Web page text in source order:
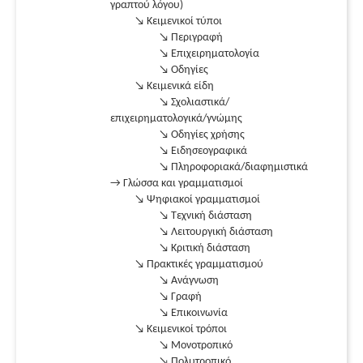
γραπτού λόγου)
↘ Κειμενικοί τύποι
↘ Περιγραφή
↘ Επιχειρηματολογία
↘ Οδηγίες
↘ Κειμενικά είδη
↘ Σχολιαστικά/
επιχειρηματολογικά/γνώμης
↘ Οδηγίες χρήσης
↘ Ειδησεογραφικά
↘ Πληροφοριακά/διαφημιστικά
→ Γλώσσα και γραμματισμοί
↘ Ψηφιακοί γραμματισμοί
↘ Τεχνική διάσταση
↘ Λειτουργική διάσταση
↘ Κριτική διάσταση
↘ Πρακτικές γραμματισμού
↘ Ανάγνωση
↘ Γραφή
↘ Επικοινωνία
↘ Κειμενικοί τρόποι
↘ Μονοτροπικό